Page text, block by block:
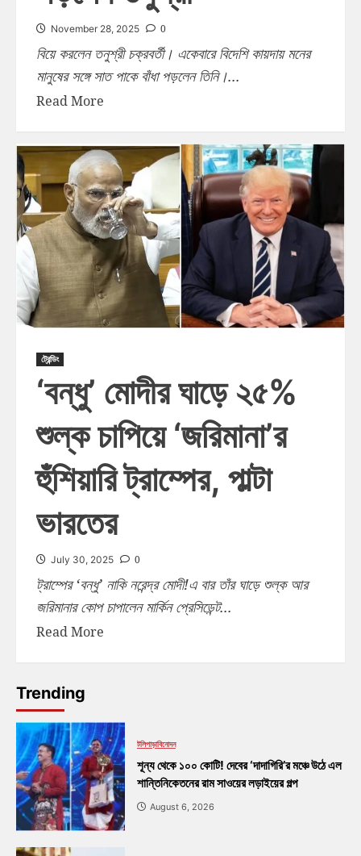
November 28, 2025 0
বিয়ে করলেন তনুশ্রী চক্রবর্তী। একেবারে বিদেশি কায়দায় মনের
মানুষের সঙ্গে সাত পাকে বাঁধা পড়লেন তিনি।...
Read More
ট্রেন্ডিং
‘বন্ধু’ মোদীর ঘাড়ে ২৫%
শুল্ক চাপিয়ে ‘জরিমানা’র
হুঁশিয়ারি ট্রাম্পের, পাল্টা
ভারতের
July 30, 2025 0
ট্রাম্পের ‘বন্ধু’ নাকি নরেন্দ্র মোদী!এ বার তাঁর ঘাড়ে শুল্ক আর
জরিমানার কোপ চাপালেন মার্কিন প্রেসিডেন্ট...
Read More
Trending
টলিপাড়াবিনোদন
শূন্য থেকে ১০০ কোটি! দেবের ‘দাদাগিরি’র মঞ্চে উঠে এল
শান্তিনিকেতনের রাম সাওয়ের লড়াইয়ের গল্প
August 6, 2026